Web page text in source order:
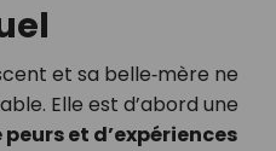
et sa belle‑mère ne
Elle est d’abord une
et d’expériences